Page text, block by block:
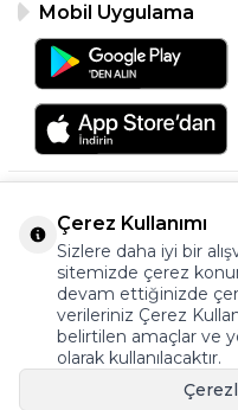
Mobil Uygulama
©2026
Çerez Kullanımı
Sizlere daha iyi bir
sitemizde çerez
devam ettiğinizde
verileriniz Çerez
belirtilen amaçlar ve
olarak kullanılacaktır.